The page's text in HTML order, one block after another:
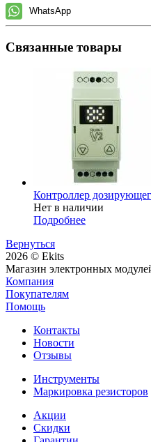
WhatsApp
Связанные товары
Контроллер
Нет в наличии
Подробнее
Вернуться
2026 © Ekits
Магазин электронных
Компания
Покупателям
Помощь
Контакты
Новости
Отзывы
Инструменты
Маркировка резисторов
Акции
Скидки